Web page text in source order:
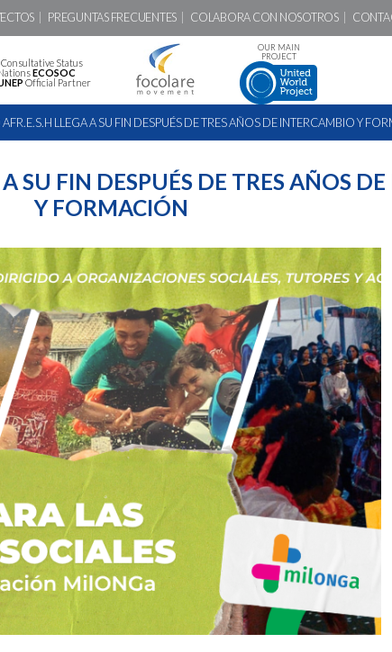
PREGUNTAS FRECUENTES COLABORA CON NOSOTROS
Status
ECOSOC
Official Partner
OUR MAIN
PROJECT
AFR.E.S.H LLEGA A SU FIN DESPUÉS DE TRES AÑOS DE INTERCAMBIO Y
SU FIN DESPUÉS DE TRES AÑOS
Y FORMACIÓN